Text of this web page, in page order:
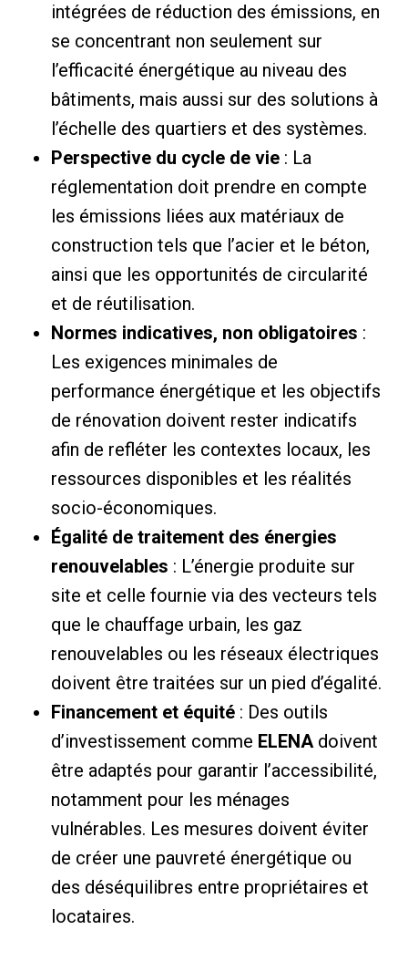
intégrées de réduction des émissions, en
se concentrant non seulement sur
l’efficacité énergétique au niveau des
bâtiments, mais aussi sur des solutions à
l’échelle des quartiers et des systèmes.
Perspective du cycle de vie: La
réglementation doit prendre en compte
les émissions liées aux matériaux de
construction tels que l’acier et le béton,
ainsi que les opportunités de circularité
et de réutilisation.
Normes indicatives, non obligatoires :
Les exigences minimales de
performance énergétique et les objectifs
de rénovation doivent rester indicatifs
afin de refléter les contextes locaux, les
ressources disponibles et les réalités
socio-économiques.
Égalité de traitement des énergies
renouvelables : L’énergie produite sur
site et celle fournie via des vecteurs tels
que le chauffage urbain, les gaz
renouvelables ou les réseaux électriques
doivent être traitées sur un pied d’égalité.
Financement et équité: Des outils
d’investissement comme ELENAdoivent
être adaptés pour garantir l’accessibilité,
notamment pour les ménages
vulnérables. Les mesures doivent éviter
de créer une pauvreté énergétique ou
des déséquilibres entre propriétaires et
locataires.